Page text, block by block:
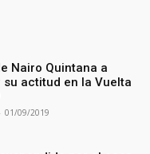
Nairo Quintana a
su actitud en la Vuelta
- 01/09/2019